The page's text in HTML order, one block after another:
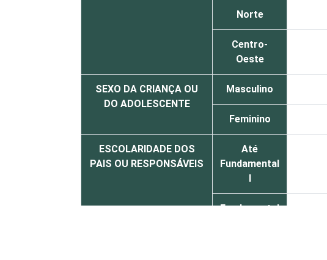
Norte
Centro-
Oeste
SEXO DA CRIANÇA OU
DO ADOLESCENTE
Masculino
Feminino
ESCOLARIDADE DOS
PAIS OU RESPONSÁVEIS
Até
Fundamental
Fundamental